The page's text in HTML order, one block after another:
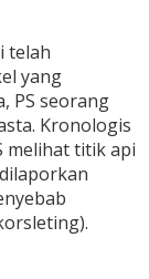
telah
yang
PS seorang
Kronologis
melihat titik api